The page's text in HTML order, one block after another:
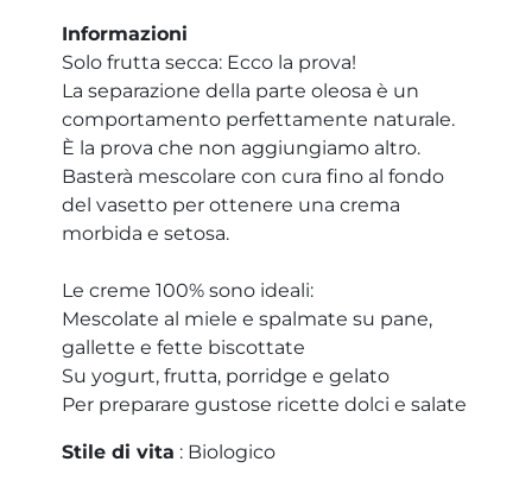
Informazioni
Solo frutta secca: Ecco la prova!
La separazione della parte oleosa è un
comportamento perfettamente naturale.
È la prova che non aggiungiamo altro.
Basterà mescolare con cura fino al fondo
del vasetto per ottenere una crema
morbida e setosa.
Le creme 100% sono ideali:
Mescolate al miele e spalmate su pane,
gallette e fette biscottate
Su yogurt, frutta, porridge e gelato
Per preparare gustose ricette dolci e salate
Stile di vita : Biologico